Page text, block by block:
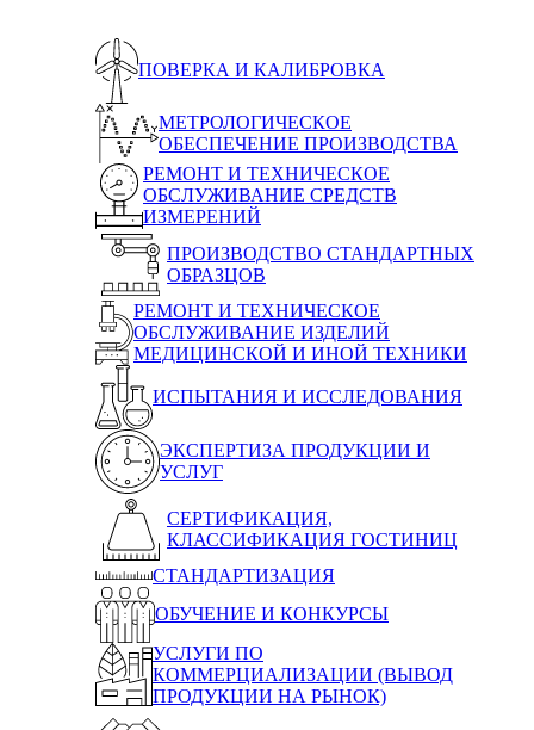
ПОВЕРКА И КАЛИБРОВКА
МЕТРОЛОГИЧЕСКОЕ
ОБЕСПЕЧЕНИЕ ПРОИЗВОДСТВА
РЕМОНТ И ТЕХНИЧЕСКОЕ
ОБСЛУЖИВАНИЕ СРЕДСТВ
ИЗМЕРЕНИЙ
ПРОИЗВОДСТВО СТАНДАРТНЫХ
ОБРАЗЦОВ
РЕМОНТ И ТЕХНИЧЕСКОЕ
ОБСЛУЖИВАНИЕ ИЗДЕЛИЙ
МЕДИЦИНСКОЙ И ИНОЙ ТЕХНИКИ
ИСПЫТАНИЯ И ИССЛЕДОВАНИЯ
ЭКСПЕРТИЗА ПРОДУКЦИИ И
УСЛУГ
СЕРТИФИКАЦИЯ,
КЛАССИФИКАЦИЯ ГОСТИНИЦ
СТАНДАРТИЗАЦИЯ
ОБУЧЕНИЕ И КОНКУРСЫ
УСЛУГИ ПО
КОММЕРЦИАЛИЗАЦИИ (ВЫВОД
ПРОДУКЦИИ НА РЫНОК)